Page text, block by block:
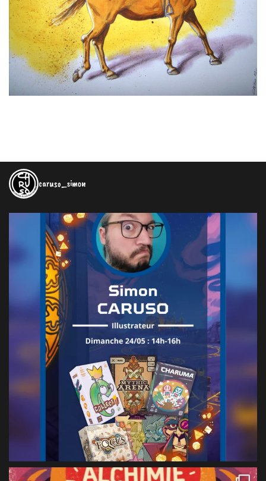
caruso_simon